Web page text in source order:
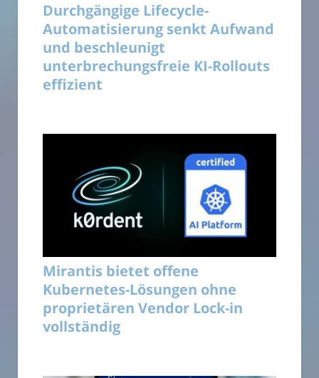
Durchgängige Lifecycle-
Automatisierung senkt Aufwand
und beschleunigt
unterbrechungsfreie KI-Rollouts
effizient
Mirantis bietet offene
Kubernetes-Lösungen ohne
proprietären Vendor Lock-in
vollständig